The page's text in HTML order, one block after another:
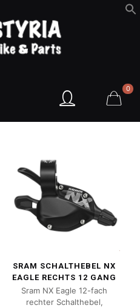
0
SRAM SCHALTHEBEL NX
EAGLE RECHTS 12 GANG
Sram NX Eagle 12-fach
rechter Schalthebel,